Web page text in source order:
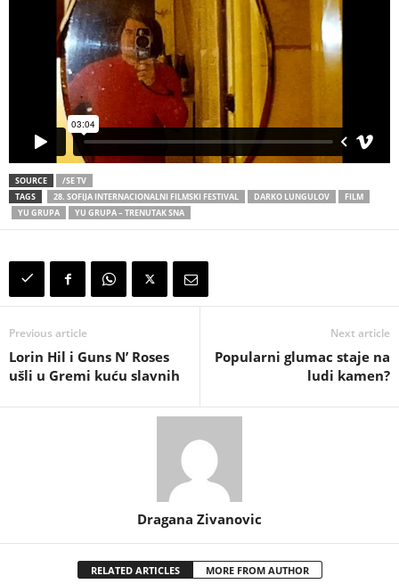
SOURCE
/SE TV
TAGS
28. SOFIJA INTERNACIONALNI FILMSKI FESTIVAL DARKO LUNGULOV
FILM
YU GRUPA
YU GRUPA – TRENUTAK SNA
Previous article
Lorin Hil i Guns N’ Roses
ušli u Gremi kuću slavnih
Next article
Popularni glumac staje na
ludi kamen?
Dragana Zivanovic
RELATED ARTICLES MORE FROM AUTHOR